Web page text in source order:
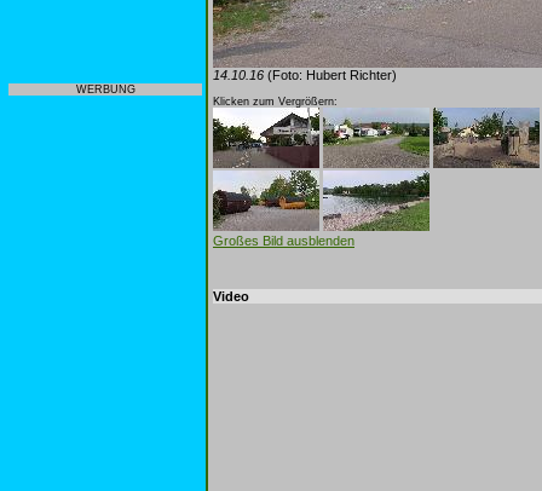
WERBUNG
14.10.16 (Foto: Hubert Richter)
Klicken zum Vergrößern:
Großes Bild ausblenden
Video